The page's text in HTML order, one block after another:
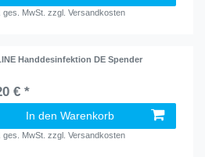
ges. MwSt. zzgl.Versandkosten
Handdesinfektion DE Spender
€ *
In den Warenkorb
ges. MwSt. zzgl.Versandkosten